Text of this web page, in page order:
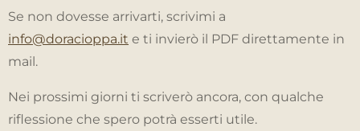
Se non dovesse arrivarti, scrivimi a
info@doracioppa.it e ti invierò il PDF direttamente in
mail.
Nei prossimi giorni ti scriverò ancora, con qualche
riflessione che spero potrà esserti utile.